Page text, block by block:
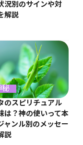
況別のサインや対
解説
秘
のスピリチュアル
は？神の使いって本
ャンル別のメッセー
説